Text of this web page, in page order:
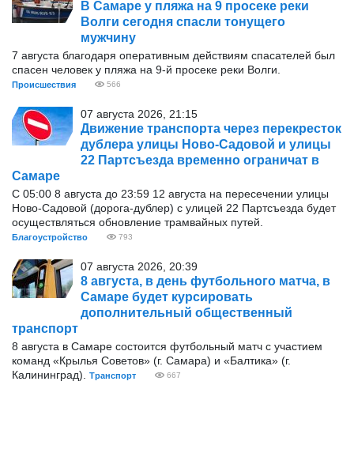
В Самаре у пляжа на 9 просеке реки
Волги сегодня спасли тонущего
мужчину
7 августа благодаря оперативным действиям спасателей был
спасен человек у пляжа на 9-й просеке реки Волги.
Происшествия 566
07 августа 2026, 21:15
Движение транспорта через перекресток
дублера улицы Ново-Садовой и улицы
22 Партсъезда временно ограничат в
Самаре
С 05:00 8 августа до 23:59 12 августа на пересечении улицы
Ново-Садовой (дорога-дублер) с улицей 22 Партсъезда будет
осуществляться обновление трамвайных путей.
Благоустройство 793
07 августа 2026, 20:39
8 августа, в день футбольного матча, в
Самаре будет курсировать
дополнительный общественный
транспорт
8 августа в Самаре состоится футбольный матч с участием
команд «Крылья Советов» (г. Самара) и «Балтика» (г.
Калининград).
Транспорт 667